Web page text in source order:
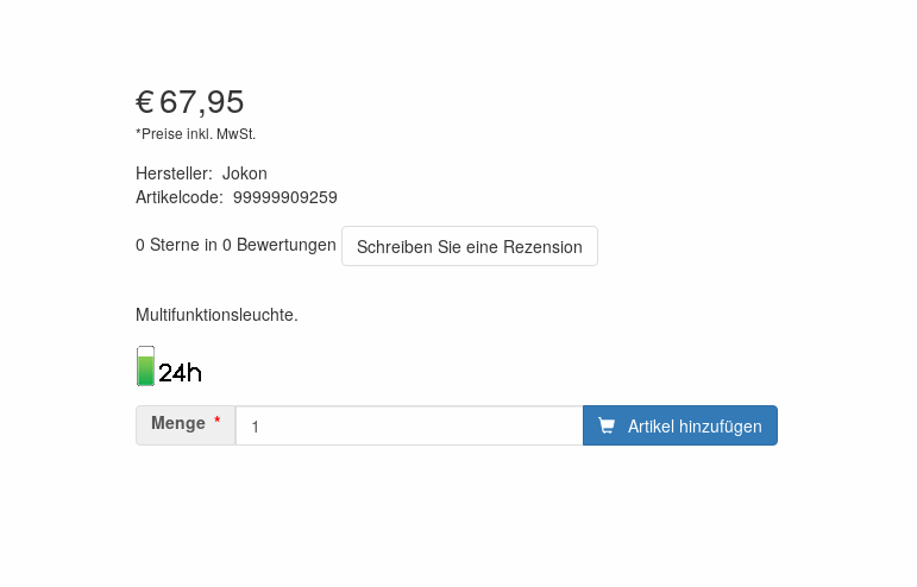
€67,95
*Preise inkl. MwSt.
Hersteller: Jokon
Artikelcode: 99999909259
0 Sterne in 0 Bewertungen
Schreiben Sie eine Rezension
Multifunktionsleuchte.
Menge Artikel hinzufügen